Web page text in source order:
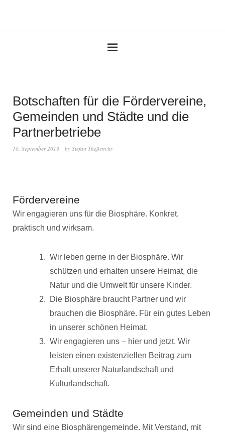
Botschaften für die Fördervereine,
Gemeinden und Städte und die
Partnerbetriebe
10. September 2019 by Stefan Theßenvitz
Fördervereine
Wir engagieren uns für die Biosphäre. Konkret,
praktisch und wirksam.
Wir leben gerne in der Biosphäre. Wir
schützen und erhalten unsere Heimat, die
Natur und die Umwelt für unsere Kinder.
Die Biosphäre braucht Partner und wir
brauchen die Biosphäre. Für ein gutes Leben
in unserer schönen Heimat.
Wir engagieren uns – hier und jetzt. Wir
leisten einen existenziellen Beitrag zum
Erhalt unserer Naturlandschaft und
Kulturlandschaft.
Gemeinden und Städte
Wir sind eine Biosphärengemeinde. Mit Verstand, mit